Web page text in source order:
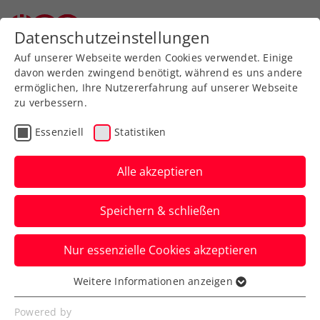
Zurück zur Newsübersicht
ATP
WTA Miami: Grabher
gelingt gewichtiges
Erfolgserlebnis
Die ÖTV-Spitzenspielerin zieht beim
Millionenturnier in Florida in die zweite
Hauptrunde ein.
Verfasst von: Manuel Wachta, 19.03.2025
Datenschutzeinstellungen
Auf unserer Webseite werden Cookies verwendet. Einige
davon werden zwingend benötigt, während es uns andere
ermöglichen, Ihre Nutzererfahrung auf unserer Webseite
zu verbessern.
Essenziell Statistiken
Alle akzeptieren
Speichern & schließen
Nur essenzielle Cookies akzeptieren
Essenziell
Essenzielle Cookies werden für grundlegende
Weitere Informationen anzeigen
Powered by